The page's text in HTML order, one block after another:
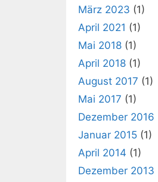
März 2023 (1)
April 2021 (1)
Mai 2018 (1)
April 2018 (1)
August 2017 (1)
Mai 2017 (1)
Dezember 2016
Januar 2015 (1)
April 2014 (1)
Dezember 2013